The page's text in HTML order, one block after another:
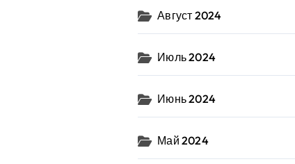
Август 2024
Июль 2024
Июнь 2024
Май 2024